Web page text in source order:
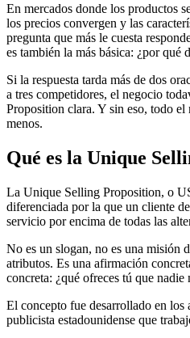
En mercados donde los productos
los precios convergen y las
pregunta que más le cuesta
es también la más básica: ¿por qué
Si la respuesta tarda más de dos
a tres competidores, el negocio
Proposition clara. Y sin eso, todo
menos.
Qué es la Unique
La Unique Selling Proposition, o
diferenciada por la que un cliente
servicio por encima de todas las
No es un slogan, no es una misión
atributos. Es una afirmación
concreta: ¿qué ofreces tú que nadie
El concepto fue desarrollado en los
publicista estadounidense que